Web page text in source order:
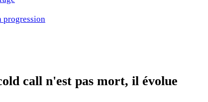
progression
call n'est pas mort, il évolue